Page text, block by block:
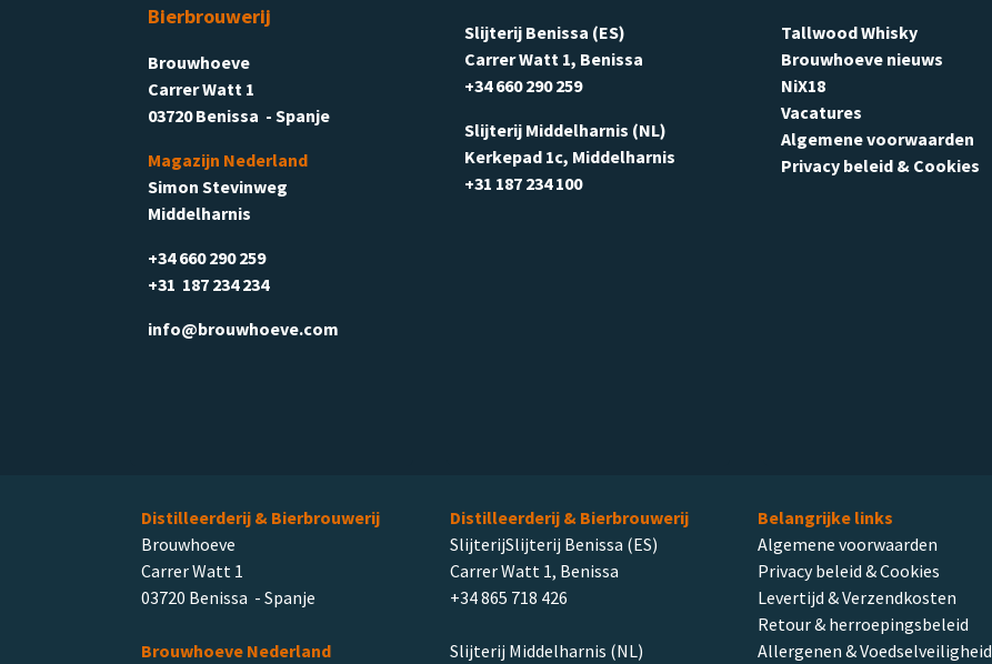
Bierbrouwerij
Brouwhoeve
Carrer Watt 1
03720 Benissa - Spanje
Magazijn Nederland
Simon Stevinweg
Middelharnis
+34 660 290 259
+31 187 234 234
info@brouwhoeve.com
Slijterij Benissa (ES)
Carrer Watt 1, Benissa
+34 660 290 259
Slijterij Middelharnis (NL)
Kerkepad 1c, Middelharnis
+31 187 234 100
Tallwood Whisky
Brouwhoeve nieuws
NiX18
Vacatures
Algemene voorwaarden
Privacy beleid & Cookies
Distilleerderij & Bierbrouwerij
Brouwhoeve
Carrer Watt 1
03720 Benissa - Spanje
Brouwhoeve Nederland
Distilleerderij & Bierbrouwerij
SlijterijSlijterij Benissa (ES)
Carrer Watt 1, Benissa
+34 865 718 426
Slijterij Middelharnis (NL)
Belangrijke links
Algemene voorwaarden
Privacy beleid & Cookies
Levertijd & Verzendkosten
Retour & herroepingsbeleid
Allergenen & Voedselveiligheid